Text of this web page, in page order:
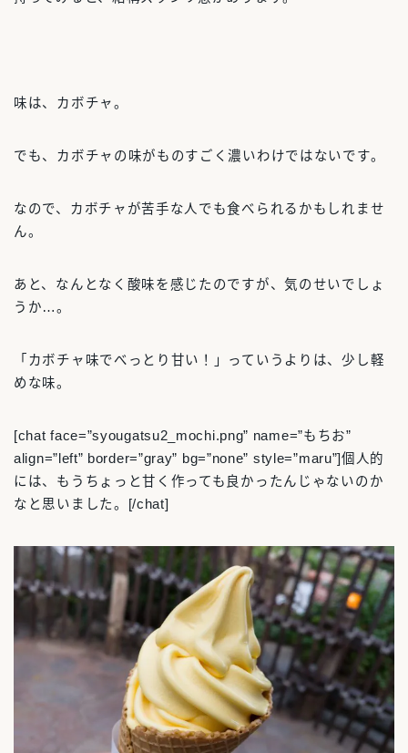
味は、カボチャ。
でも、カボチャの味がものすごく濃いわけではないです。
なので、カボチャが苦手な人でも食べられるかもしれませ
ん。
あと、なんとなく酸味を感じたのですが、気のせいでしょ
うか…。
「カボチャ味でべっとり甘い！」っていうよりは、少し軽
めな味。
[chat face=”syougatsu2_mochi.png” name=”もちお”
align=”left” border=”gray” bg=”none” style=”maru”]個人的
には、もうちょっと甘く作っても良かったんじゃないのか
なと思いました。[/chat]